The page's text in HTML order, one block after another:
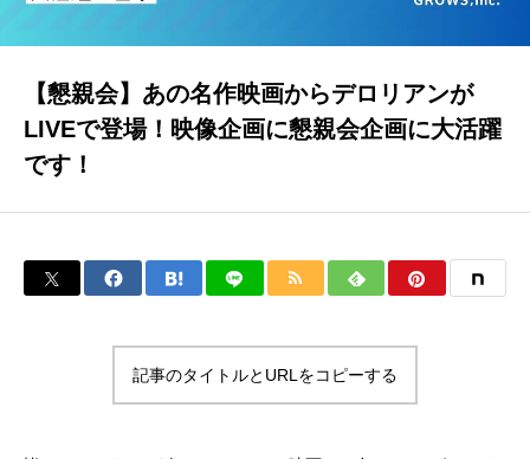
当社について
お問い合わせ
トップページ
【懇親会】あの名作映画からデロリアンが
LIVEで登場！映像企画に懇親会企画に大活躍
です！
記事のタイトルとURLをコピーする